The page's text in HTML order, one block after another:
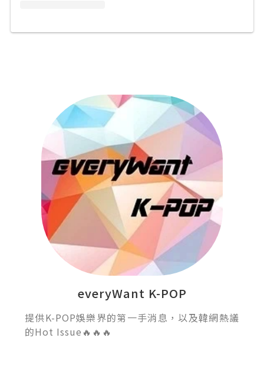
everyWant K-POP
提供K-POP娛樂界的第一手消息，以及韓網熱議
的Hot Issue🔥🔥🔥